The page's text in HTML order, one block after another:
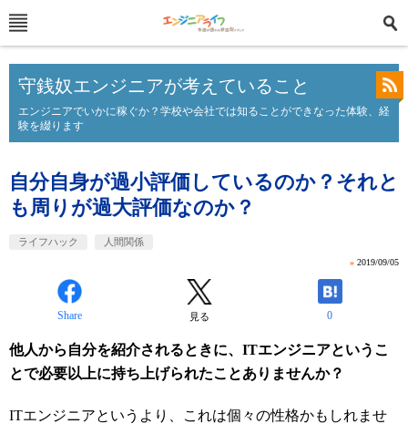
守銭奴エンジニアが考えていること
エンジニアでいかに稼ぐか？学校や会社では知ることができなった体験、経
験を綴ります
自分自身が過小評価しているのか？それと
も周りが過大評価なのか？
ライフハック 人間関係
» 2019/09/05
Share 見る 0
他人から自分を紹介されるときに、ITエンジニアというこ
とで必要以上に持ち上げられたことありませんか？
ITエンジニアというより、これは個々の性格かもしれませ